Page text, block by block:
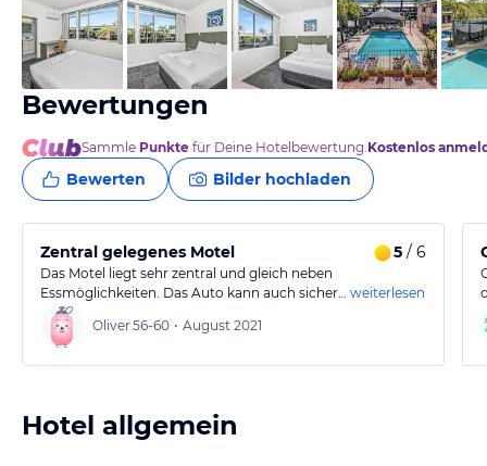
von Expedia
Bewertungen
Sammle Punkte für Deine Hotelbewertung.Kostenlos
Bewerten Bilder hochladen
Zentral gelegenes Motel 5 / 6
Das Motel liegt sehr zentral und gleich neben
Essmöglichkeiten. Das Auto kann auch sicher… weiterlesen
Oliver56-60 • August 2021
Hotel allgemein